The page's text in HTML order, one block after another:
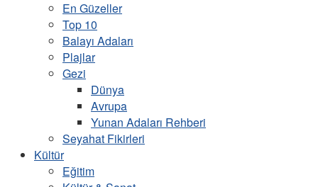
En Güzeller
Top 10
Balayı Adaları
Plajlar
Gezi
Dünya
Avrupa
Yunan Adaları Rehberi
Seyahat Fikirleri
Kültür
Eğitim